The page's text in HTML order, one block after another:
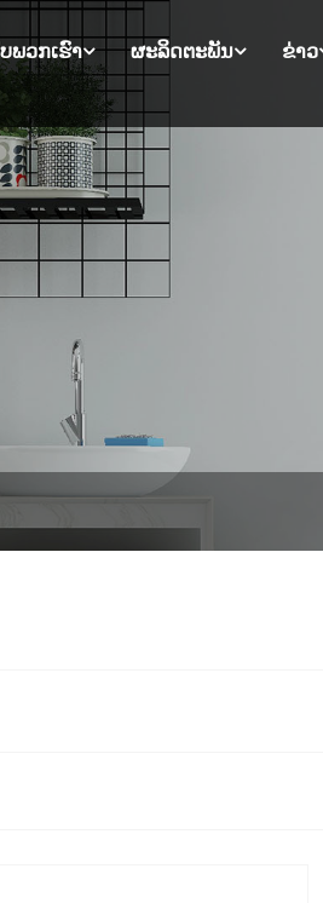
ພວກ​ເຮົາ ຜະລິດຕະພັນ ຂ່າວ